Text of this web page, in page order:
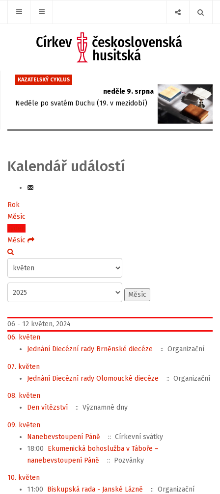
KAZATELSKÝ CYKLUS
neděle 9. srpna
Neděle po svatém Duchu (19. v mezidobí)
Kalendář událostí
Rok
Měsíc
Týden
Měsíc
Měsíc
06 - 12 květen, 2024
06. květen
Jednání Diecézní rady Brněnské diecéze
:: Organizační
07. květen
Jednání Diecézní rady Olomoucké diecéze
:: Organizační
08. květen
Den vítězství
:: Významné dny
09. květen
Nanebevstoupení Páně
:: Církevní svátky
18:00 Ekumenická bohoslužba v Táboře –
nanebevstoupení Páně
:: Pozvánky
10. květen
11:00 Biskupská rada - Janské Lázně :: Organizační